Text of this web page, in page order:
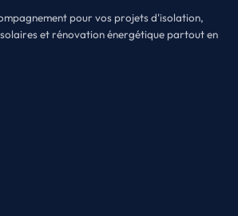
pour vos projets d'isolation,
et rénovation énergétique partout en